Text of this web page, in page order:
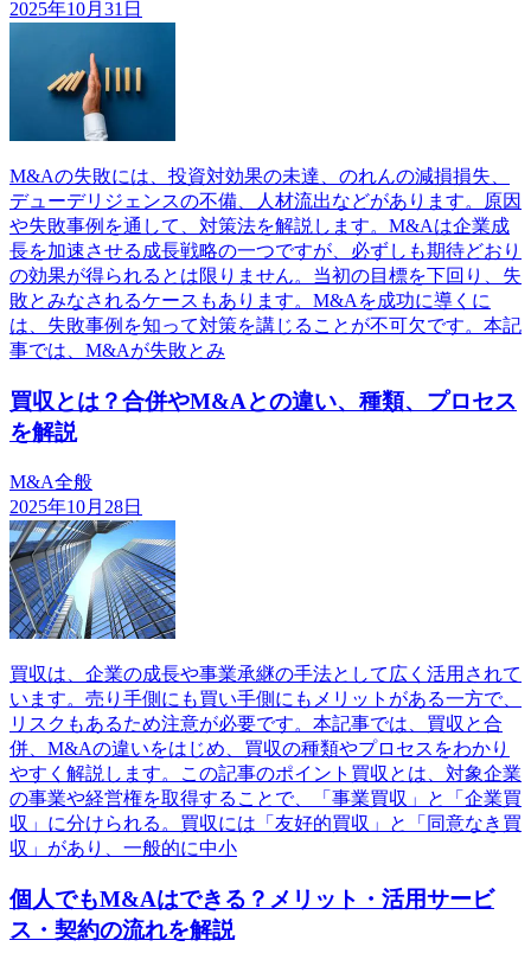
2025年10月31日
M&Aの失敗には、投資対効果の未達、のれんの減損損失、
デューデリジェンスの不備、人材流出などがあります。原因
や失敗事例を通して、対策法を解説します。M&Aは企業成
長を加速させる成長戦略の一つですが、必ずしも期待どおり
の効果が得られるとは限りません。当初の目標を下回り、失
敗とみなされるケースもあります。M&Aを成功に導くに
は、失敗事例を知って対策を講じることが不可欠です。本記
事では、M&Aが失敗とみ
買収とは？合併やM&Aとの違い、種類、プロセス
を解説
M&A全般
2025年10月28日
買収は、企業の成長や事業承継の手法として広く活用されて
います。売り手側にも買い手側にもメリットがある一方で、
リスクもあるため注意が必要です。本記事では、買収と合
併、M&Aの違いをはじめ、買収の種類やプロセスをわかり
やすく解説します。この記事のポイント買収とは、対象企業
の事業や経営権を取得することで、「事業買収」と「企業買
収」に分けられる。買収には「友好的買収」と「同意なき買
収」があり、一般的に中小
個人でもM&Aはできる？メリット・活用サービ
ス・契約の流れを解説